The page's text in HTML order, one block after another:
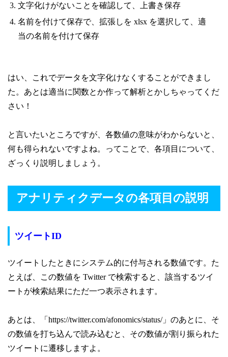
文字化けがないことを確認して、上書き保存
名前を付けて保存で、拡張しを xlsx を選択して、適
当の名前を付けて保存
はい、これでデータを文字化けなくすることができまし
た。 あとは適当に関数とか作って解析とかしちゃってくだ
さい！
と言いたいところですが、各数値の意味がわからないと、
何も得られないですよね。
ってことで、各項目について、
ざっくり説明しましょう。
アナリティクデータの各項目の説明
ツイートID
ツイートしたときにシステム的に付与される数値です。 た
とえば、この数値を Twitter で検索すると、該当するツイ
ートが検索結果にただ一つ表示されます。
あとは、「https://twitter.com/afonomics/status/」のあとに、そ
の数値を打ち込んで読み込むと、 その数値が割り振られた
ツイートに遷移しますよ。